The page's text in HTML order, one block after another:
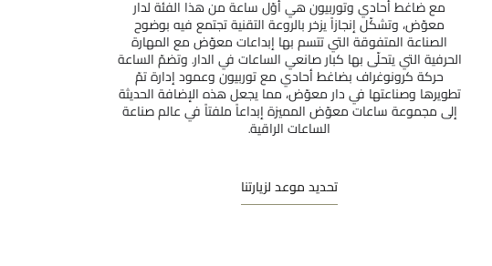
مع ضاغط أحادي وتوربيون هي أوّل ساعة من هذا الفئة لدار
معوّض، وتشكّل إنجازاً يزخر بالروعة التقنية تجتمع فيه بوضوح
الصناعة المتفوقة التي تتسم بها إبداعات معوّض مع المهارة
الحرفية التي يتحلّى بها كبار صانعي الساعات في الدار. وتضمّ الساعة
حركة كرونوغراف بضاغط أحادي مع توربيون وعمود إدارة تمّ
تطويرها وصناعتها في دار معوّض، مما يجعل هذه الإضافة الحديثة
إلى مجموعة ساعات معوّض المميزة إبداعاً ملفتاً في عالم صناعة
الساعات الراقية.
تحديد موعد لزيارتنا